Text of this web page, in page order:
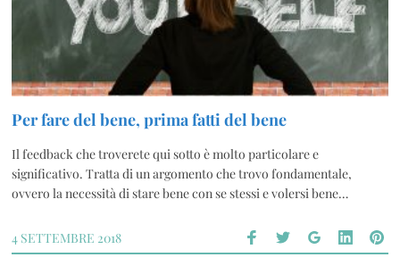
Per fare del bene, prima fatti del bene
Il feedback che troverete qui sotto è molto particolare e
significativo. Tratta di un argomento che trovo fondamentale,
ovvero la necessità di stare bene con se stessi e volersi bene…
4 SETTEMBRE 2018